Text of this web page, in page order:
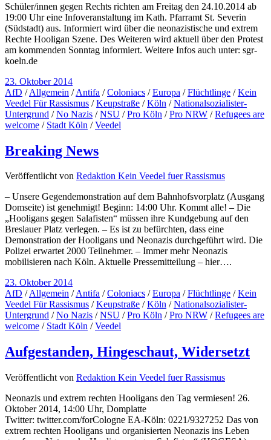
Schüler/innen gegen Rechts richten am Freitag den 24.10.2014 ab
19:00 Uhr eine Infoveranstaltung im Kath. Pfarramt St. Severin
(Südstadt) aus. Informiert wird über die neonazistische und extrem
Rechte Hooligan Szene. Des Weiteren wird aktuell über den Protest
am kommenden Sonntag informiert. Weitere Infos auch unter: sgr-
koeln.de
23. Oktober 2014
AfD /Allgemein /Antifa /Coloniacs /Europa /Flüchtlinge /Kein
Veedel Für Rassismus /Keupstraße /Köln /Nationalsozialister-
Untergrund /No Nazis /NSU /Pro Köln /Pro NRW /Refugees are
welcome / Stadt Köln /Veedel
Breaking News
Veröffentlicht von Redaktion Kein Veedel fuer Rassismus
– Unsere Gegendemonstration auf dem Bahnhofsvorplatz (Ausgang
Domseite) ist genehmigt! Beginn: 14:00 Uhr. Kommt alle! – Die
„Hooligans gegen Salafisten“ müssen ihre Kundgebung auf den
Breslauer Platz verlegen. – Es ist zu befürchten, dass eine
Demonstration der Hooligans und Neonazis durchgeführt wird. Die
Polizei erwartet 2000 Teilnehmer. – Immer mehr Neonazis
mobilisieren nach Köln. Aktuelle Pressemitteilung – hier….
23. Oktober 2014
AfD /Allgemein /Antifa /Coloniacs /Europa /Flüchtlinge /Kein
Veedel Für Rassismus /Keupstraße /Köln /Nationalsozialister-
Untergrund /No Nazis /NSU /Pro Köln /Pro NRW /Refugees are
welcome / Stadt Köln /Veedel
Aufgestanden, Hingeschaut, Widersetzt
Veröffentlicht von Redaktion Kein Veedel fuer Rassismus
Neonazis und extrem rechten Hooligans den Tag vermiesen! 26.
Oktober 2014, 14:00 Uhr, Domplatte
Twitter: twitter.com/forCologne EA-Köln: 0221/9327252 Das von
extrem rechten Hooligans und organisierten Neonazis ins Leben